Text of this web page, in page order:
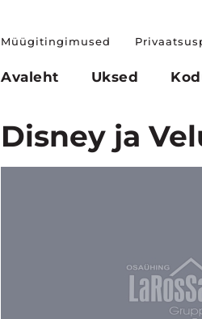
Müügitingimused
Avaleht Uksed
Disney ja